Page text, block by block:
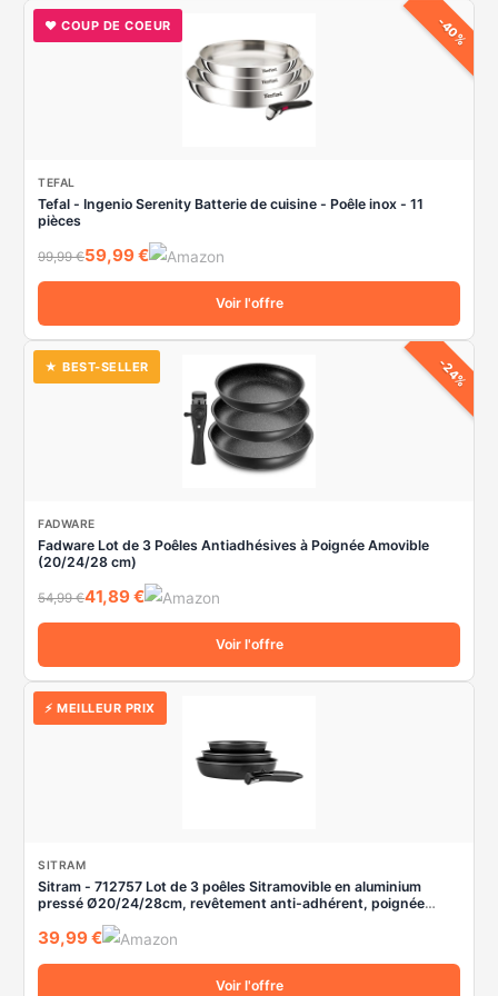
-40%
♥ COUP DE COEUR
TEFAL
Tefal - Ingenio Serenity Batterie de cuisine - Poêle inox - 11
pièces
99,99 €59,99 €
Voir l'offre
-24%
★ BEST-SELLER
FADWARE
Fadware Lot de 3 Poêles Antiadhésives à Poignée Amovible
(20/24/28 cm)
54,99 €41,89 €
Voir l'offre
⚡ MEILLEUR PRIX
SITRAM
Sitram - 712757 Lot de 3 poêles Sitramovible en aluminium
pressé Ø20/24/28cm, revêtement anti-adhérent, poignée
39,99 €
Voir l'offre